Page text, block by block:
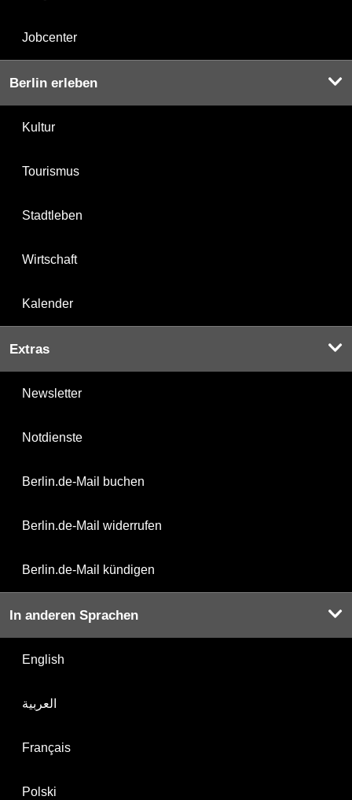
Jobcenter
Berlin erleben
Kultur
Tourismus
Stadtleben
Wirtschaft
Kalender
Extras
Newsletter
Notdienste
Berlin.de-Mail buchen
Berlin.de-Mail widerrufen
Berlin.de-Mail kündigen
In anderen Sprachen
English
العربية
Français
Polski